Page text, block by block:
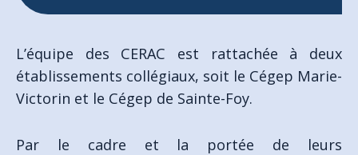
L’équipe des CERAC est rattachée à deux
établissements collégiaux, soit le Cégep Marie-
Victorin et le Cégep de Sainte-Foy.
Par le cadre et la portée de leurs